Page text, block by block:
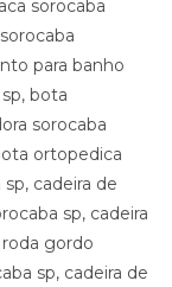
sorocaba
para banho
bota
sorocaba
ortopedica
cadeira de
sp, cadeira
gordo
sp, cadeira de